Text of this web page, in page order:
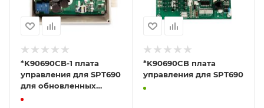
*K90690CB-1 плата
управления для SPT690
для обновленных
аппаратов (6
*K90690CB плата
управления для SPT690